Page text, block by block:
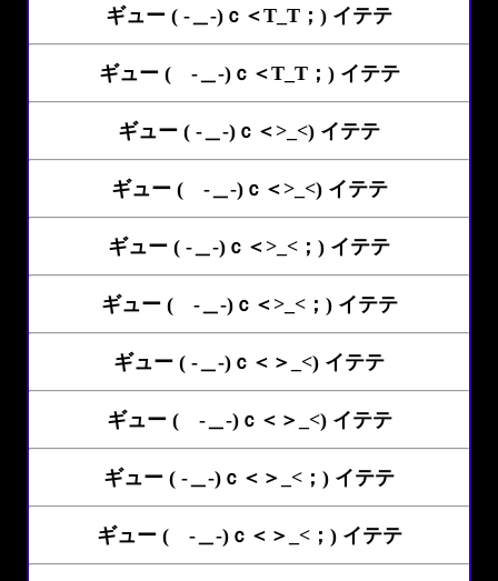
ギュー ( -＿-)ｃ＜T_T；) イテテ
ギュー ( -＿-)ｃ＜T_T；) イテテ
ギュー ( -＿-)ｃ＜>_<) イテテ
ギュー ( -＿-)ｃ＜>_<) イテテ
ギュー ( -＿-)ｃ＜>_<；) イテテ
ギュー ( -＿-)ｃ＜>_<；) イテテ
ギュー ( -＿-)ｃ＜＞_<) イテテ
ギュー ( -＿-)ｃ＜＞_<) イテテ
ギュー ( -＿-)ｃ＜＞_<；) イテテ
ギュー ( -＿-)ｃ＜＞_<；) イテテ